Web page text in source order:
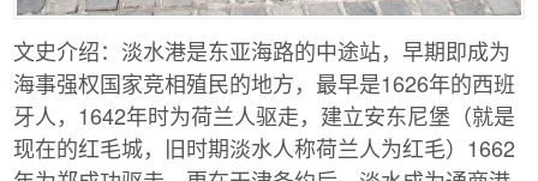
文史介绍：淡水港是东亚海路的中途站，早期即成为
海事强权国家竞相殖民的地方，最早是1626年的西班
牙人，1642年时为荷兰人驱走，建立安东尼堡（就是
现在的红毛城，旧时期淡水人称荷兰人为红毛）1662